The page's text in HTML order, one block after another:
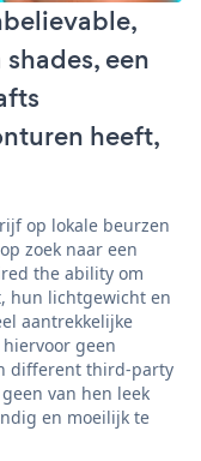
een
heeft,
op lokale beurzen
zoek naar een
the ability om
hun lichtgewicht en
aantrekkelijke
geen
different third-party
van hen leek
en moeilijk te